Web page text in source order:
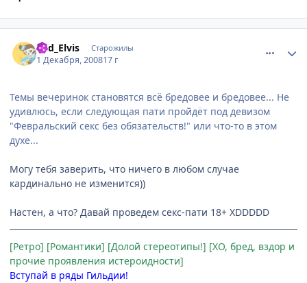
Bad_Elvis Старожилы
1 Декабря, 200817 г
Темы вечеринок становятся всё бредовее и бредовее... Не
удивлюсь, если следующая пати пройдёт под девизом
"Февральский секс без обязательств!" или что-то в этом
духе...
Могу тебя заверить, что ничего в любом случае
кардинально не изменится))
Настен, а что? Давай проведем секс-пати 18+ XDDDDD
[Ретро] [Романтики] [Долой стереотипы!] [ХО, бред, вздор и
прочие проявления истероидности]
Вступай в ряды Гильдии!